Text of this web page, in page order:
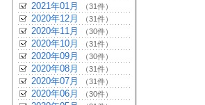
2021年01月 （31件）
2020年12月 （31件）
2020年11月 （30件）
2020年10月 （31件）
2020年09月 （30件）
2020年08月 （31件）
2020年07月 （31件）
2020年06月 （30件）